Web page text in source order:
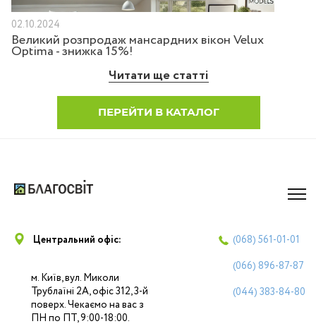
02.10.2024
Великий розпродаж мансардних вікон Velux
Optima - знижка 15%!
Читати ще статті
ПЕРЕЙТИ В КАТАЛОГ
Центральний офіс:
м. Київ, вул. Миколи
Трублаїні 2А, офіс 312, 3-й
поверх. Чекаємо на вас з
ПН по ПТ, 9:00-18:00.
(068) 561-01-01
(066) 896-87-87
(044) 383-84-80